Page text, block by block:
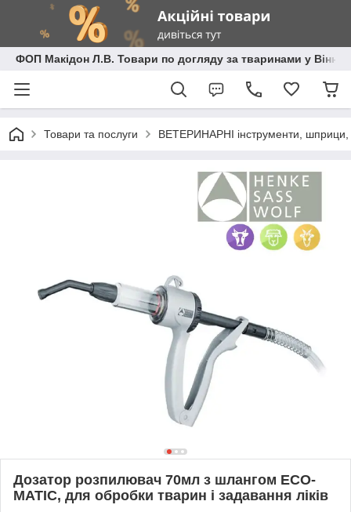
ФОП Макідон Л.В. Товари по догляду за тваринами у
Товари та послуги ВЕТЕРИНАРНІ інструменти, шприци,
Дозатор розпилювач 70мл з шлангом ECO-
MATIC, для обробки тварин і задавання ліків